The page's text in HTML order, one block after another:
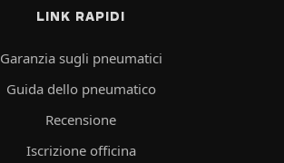
LINK RAPIDI
Garanzia sugli pneumatici
Guida dello pneumatico
Recensione
Iscrizione officina